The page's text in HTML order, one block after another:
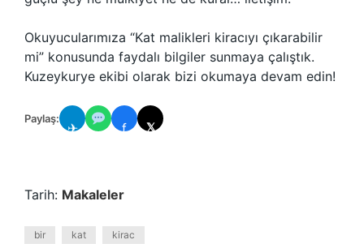
Okuyucularımıza “Kat malikleri kiracıyı çıkarabilir
mi” konusunda faydalı bilgiler sunmaya çalıştık.
Kuzeykurye ekibi olarak bizi okumaya devam edin!
Paylaş:
✈ f 𝕏
Tarih: Makaleler
bir kat kirac